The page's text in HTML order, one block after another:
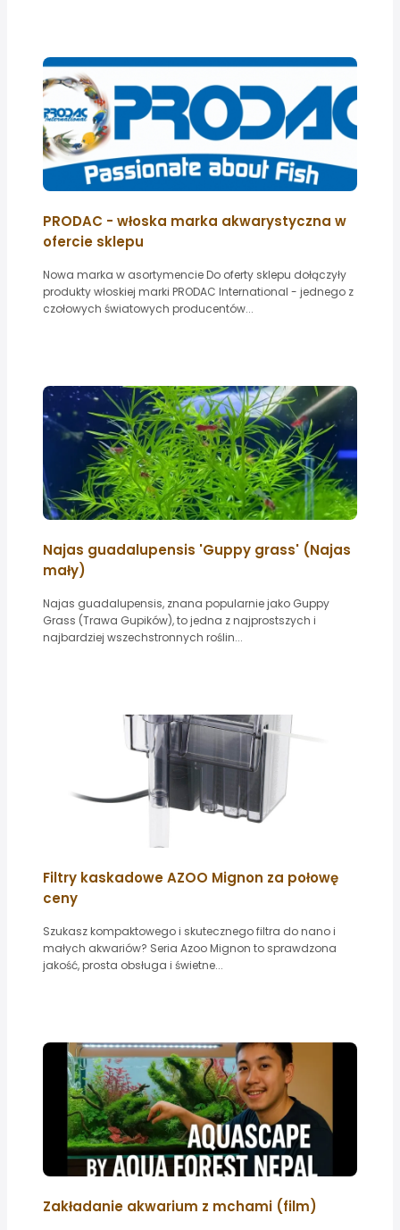
PRODAC - włoska marka akwarystyczna w
ofercie sklepu
Nowa marka w asortymencie Do oferty sklepu dołączyły
produkty włoskiej marki PRODAC International - jednego z
czołowych światowych producentów...
Najas guadalupensis 'Guppy grass' (Najas
mały)
Najas guadalupensis, znana popularnie jako Guppy
Grass (Trawa Gupików), to jedna z najprostszych i
najbardziej wszechstronnych roślin...
Filtry kaskadowe AZOO Mignon za połowę
ceny
Szukasz kompaktowego i skutecznego filtra do nano i
małych akwariów? Seria Azoo Mignon to sprawdzona
jakość, prosta obsługa i świetne...
Zakładanie akwarium z mchami (film)